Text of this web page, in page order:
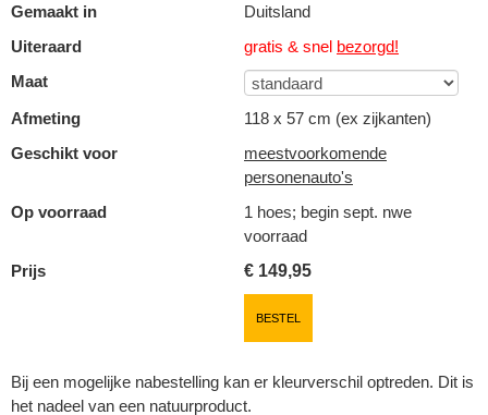
Gemaakt in
Duitsland
Uiteraard
gratis & snel bezorgd!
Maat
Afmeting
118 x 57 cm (ex zijkanten)
Geschikt voor
meestvoorkomende
personenauto's
Op voorraad
1 hoes; begin sept. nwe
voorraad
Prijs
€ 149,95
BESTEL
Bij een mogelijke nabestelling kan er kleurverschil optreden. Dit is
het nadeel van een natuurproduct.